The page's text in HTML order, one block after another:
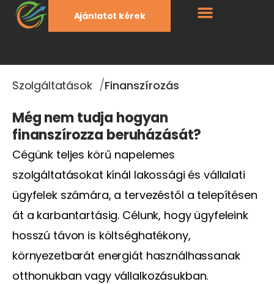
Ajánlatot kérek
Szolgáltatások /Finanszírozás
Még nem tudja hogyan
finanszírozza beruházását?
Cégünk teljes körű napelemes
szolgáltatásokat kínál lakossági és vállalati
ügyfelek számára, a tervezéstől a telepítésen
át a karbantartásig. Célunk, hogy ügyfeleink
hosszú távon is költséghatékony,
környezetbarát energiát használhassanak
otthonukban vagy vállalkozásukban.